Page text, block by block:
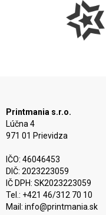
Printmania s.r.o.
Lúčna 4
971 01 Prievidza
IČO: 46046453
DIČ: 2023223059
IČ DPH: SK2023223059
Tel.: +421 46/312 70 10
Mail: info@printmania.sk